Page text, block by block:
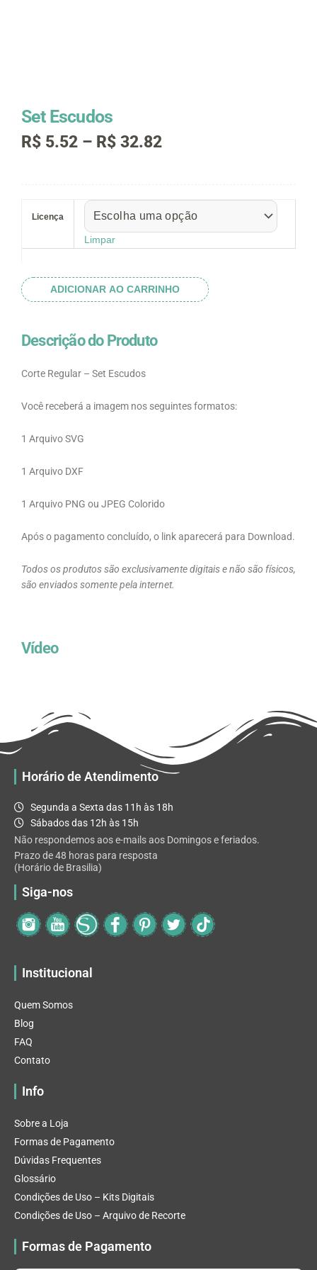
Set Escudos
R$ 5.52 – R$ 32.82Faixa
através
R$ 32.82
Licença
Limpar
quantidade
ADICIONAR AO CARRINHO
Descrição do Produto
Corte Regular – Set Escudos
Você receberá a imagem nos seguintes formatos:
1 Arquivo SVG
1 Arquivo DXF
1 Arquivo PNG ou JPEG Colorido
Após o pagamento concluído, o link aparecerá para Download.
Todos os produtos são exclusivamente digitais e não são físicos,
são enviados somente pela internet.
Vídeo
Horário de Atendimento
Segunda a Sexta das 11h às 18h
Sábados das 12h às 15h
Não respondemos aos e-mails aos Domingos e feriados.
Prazo de 48 horas para resposta
(Horário de Brasilia)
Siga-nos
Institucional
Quem Somos
Blog
FAQ
Contato
Info
Sobre a Loja
Formas de Pagamento
Dúvidas Frequentes
Glossário
Condições de Uso – Kits Digitais
Condições de Uso – Arquivo de Recorte
Formas de Pagamento